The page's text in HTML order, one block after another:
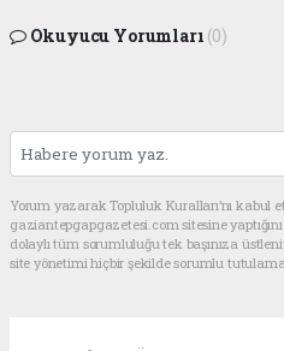
Okuyucu Yorumları (0)
Yorum yazarak Topluluk Kuralları’nı kabul
gaziantepgapgazetesi.com sitesine
dolaylı tüm sorumluluğu tek başınıza
site yönetimi hiçbir şekilde sorumlu